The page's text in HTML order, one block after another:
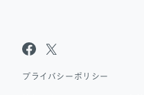
Dr.アルなび
プライバシーポリシー